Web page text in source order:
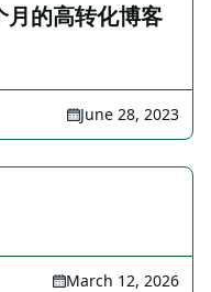
月的高转化博客
June 28, 2023
March 12, 2026